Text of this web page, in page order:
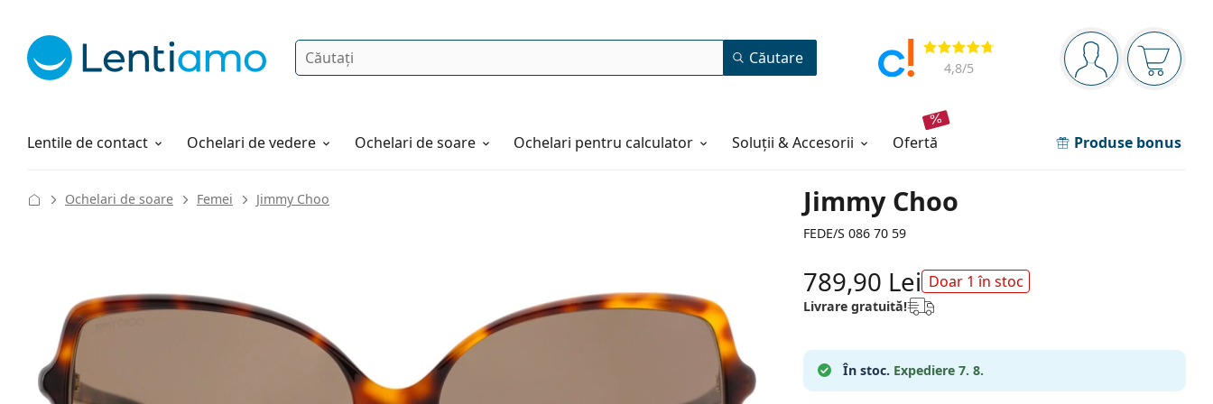
Panou de navigare
Sunteți logat
Coșul
Opinii
4,8/5
Căutare Căutare
Lentile de contact
Soluții Ochelari de vedere Ochelari de soare Ochelari pentru calculator Soluții & Accesorii ofertă Produse bonus
Cum comandați
Jimmy Choo
FEDE/S 086 70 59
Ochelari de soare Femei Jimmy Choo
789,90 Lei Doar 1 în stoc
Livrare gratuită!
În stoc. Expediere 7. 8.